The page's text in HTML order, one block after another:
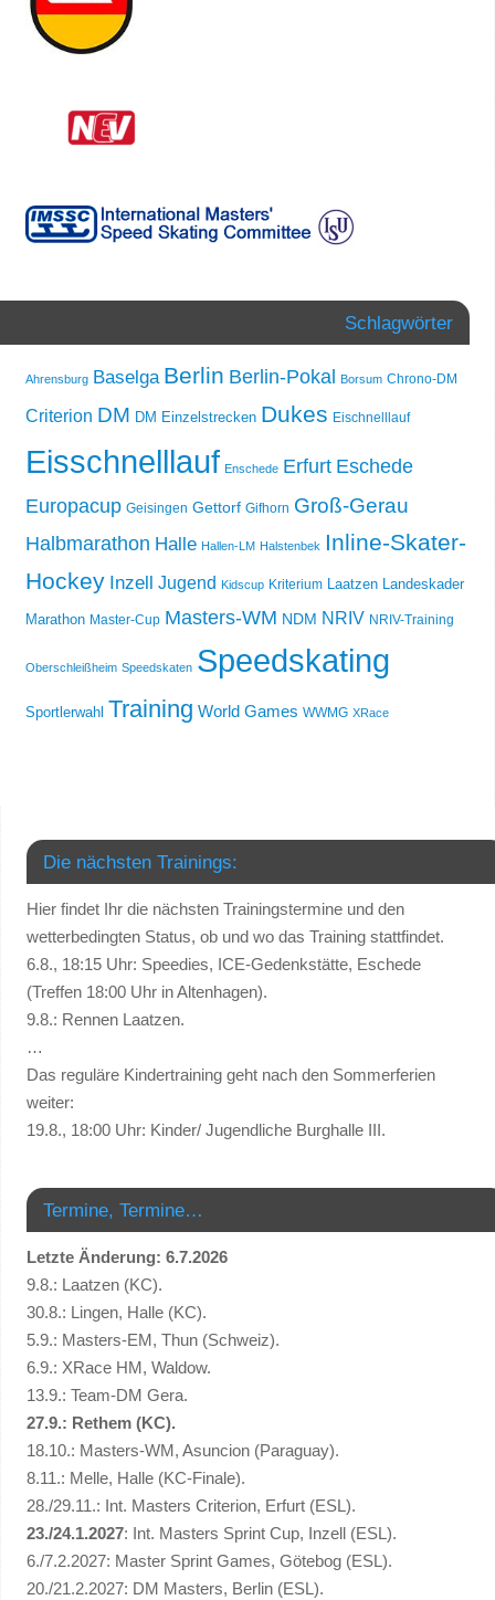
Schlagwörter
Ahrensburg Baselga Berlin Berlin-Pokal Borsum Chrono-DM
Criterion DM DM Einzelstrecken Dukes Eischnelllauf
Eisschnelllauf Enschede Erfurt Eschede
Europacup Geisingen Gettorf Gifhorn Groß-Gerau
Halbmarathon Halle Hallen-LM Halstenbek Inline-Skater-
Hockey Inzell Jugend Kidscup Kriterium Laatzen Landeskader
Marathon Master-Cup Masters-WM NDM NRIV NRIV-Training
Oberschleißheim Speedskaten Speedskating
Sportlerwahl Training World Games WWMG XRace
Die nächsten Trainings:
Hier findet Ihr die nächsten Trainingstermine und den
wetterbedingten Status, ob und wo das Training stattfindet.
6.8., 18:15 Uhr: Speedies, ICE-Gedenkstätte, Eschede
(Treffen 18:00 Uhr in Altenhagen).
9.8.: Rennen Laatzen.
…
Das reguläre Kindertraining geht nach den Sommerferien
weiter:
19.8., 18:00 Uhr: Kinder/ Jugendliche Burghalle III.
Termine, Termine…
Letzte Änderung: 6.7.2026
9.8.: Laatzen (KC).
30.8.: Lingen, Halle (KC).
5.9.: Masters-EM, Thun (Schweiz).
6.9.: XRace HM, Waldow.
13.9.: Team-DM Gera.
27.9.: Rethem (KC).
18.10.: Masters-WM, Asuncion (Paraguay).
8.11.: Melle, Halle (KC-Finale).
28./29.11.: Int. Masters Criterion, Erfurt (ESL).
23./24.1.2027: Int. Masters Sprint Cup, Inzell (ESL).
6./7.2.2027: Master Sprint Games, Götebog (ESL).
20./21.2.2027: DM Masters, Berlin (ESL).